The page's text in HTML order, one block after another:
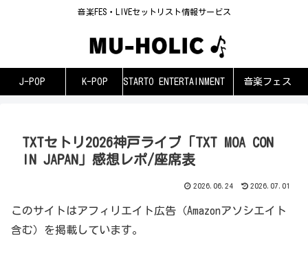
音楽FES・LIVEセットリスト情報サービス
J-POP K-POP STARTO ENTERTAINMENT 音楽フェス
TXTセトリ2026神戸ライブ「TXT MOA CON
IN JAPAN」感想レポ/座席表
2026.06.24 2026.07.01
このサイトはアフィリエイト広告（Amazonアソシエイト
含む）を掲載しています。